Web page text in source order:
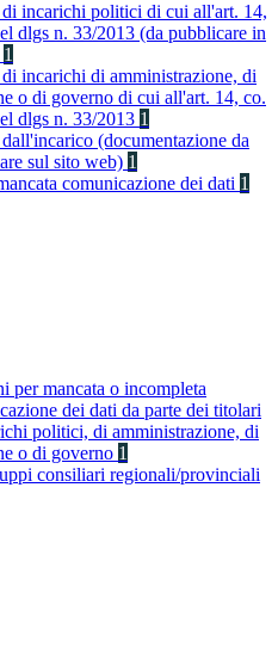
incarichi politici di cui all'art. 14,
dlgs n. 33/2013 (da pubblicare in
1
incarichi di amministrazione, di
o di governo di cui all'art. 14, co.
dlgs n. 33/2013 1
dall'incarico (documentazione da
sul sito web) 1
comunicazione dei dati 1
per mancata o incompleta
dei dati da parte dei titolari
politici, di amministrazione, di
o di governo 1
consiliari regionali/provinciali